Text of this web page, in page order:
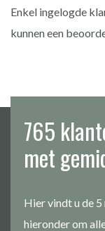
Enkel ingelogde
kunnen een
765
met
Hier vindt u de
hieronder om